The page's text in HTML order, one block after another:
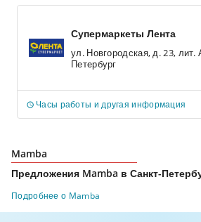
Супермаркеты Лента
ул. Новгородская, д. 23, лит. А,
Петербург
Часы работы и другая информация
Mamba
Предложения Mamba в Санкт-
Подробнее о Mamba